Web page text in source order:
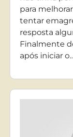
para
tentar
resposta
Finalmente
após iniciar